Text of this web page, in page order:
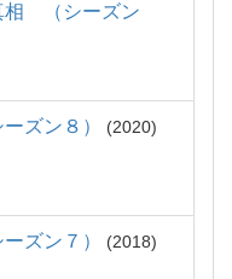
相 （シーズン
ズン８）
2020
ズン７）
2018